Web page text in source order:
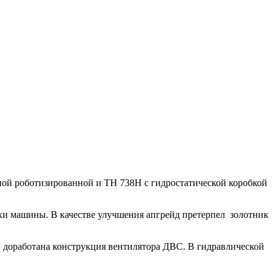
и TH 738H с гидростатической коробкой
машины. В качестве улучшения апгрейд претерпел золотник
конструкция вентилятора ДВС. В гидравлической